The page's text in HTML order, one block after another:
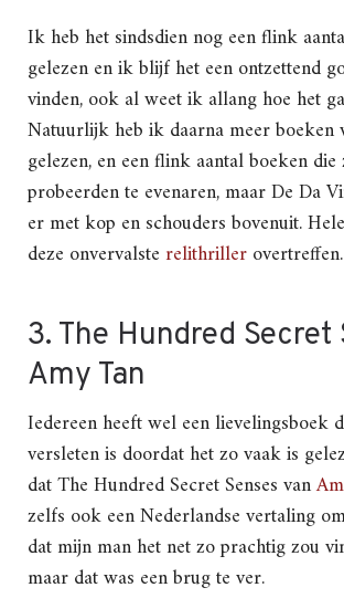
Ik heb het sindsdien nog een flink
gelezen en ik blijf het een ontzettend
vinden, ook al weet ik allang hoe het
Natuurlijk heb ik daarna meer boeken
gelezen, en een flink aantal boeken die
probeerden te evenaren, maar De Da
er met kop en schouders bovenuit.
deze onvervalsterelithrillerovertreffen.
3. The Hundred Secret
Amy Tan
Iedereen heeft wel een lievelingsboek
versleten is doordat het zo vaak is
dat The Hundred Secret Senses van
zelfs ook een Nederlandse vertaling
dat mijn man het net zo prachtig zou
maar dat was een brug te ver.